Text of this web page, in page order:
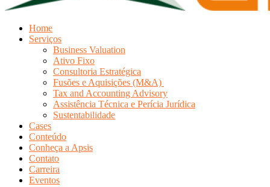
Home
Serviços
Business Valuation
Ativo Fixo
Consultoria Estratégica
Fusões e Aquisições (M&A)
Tax and Accounting Advisory
Assistência Técnica e Perícia Jurídica
Sustentabilidade
Cases
Conteúdo
Conheça a Apsis
Contato
Carreira
Eventos